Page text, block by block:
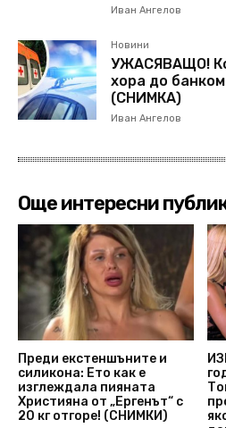
Иван Ангелов
Новини
УЖАСЯВАЩО!
хора до
(СНИМКА)
Иван Ангелов
Още интересни
Преди екстеншъните и
силикона: Ето как е
изглеждала пияната
Християна от „Ергенът“ с
20 кг отгоре! (СНИМКИ)